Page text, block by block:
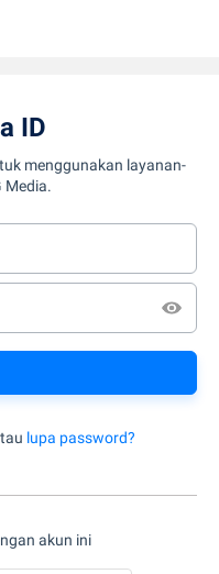
ID
menggunakan layanan-
Media.
lupa password?
akun ini